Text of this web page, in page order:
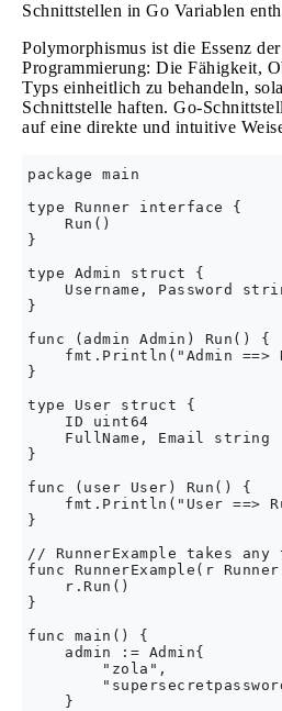
Schnittstellen in Go Variablen
Polymorphismus ist die Essenz
Programmierung: Die Fähigkeit,
Typs einheitlich zu behandeln,
Schnittstelle haften. Go-
auf eine direkte und intuitive
package main
type Runner interface {
    Run()
}
type Admin struct {
Username, Password
}
func (admin Admin) Run() {
fmt.Println("Admin ==>
}
type User struct {
    ID uint64
    FullName, Email string
}
func (user User) Run() {
fmt.Println("User ==>
}
// RunnerExample takes
func RunnerExample(r
    r.Run()
}
func main() {
    admin := Admin{
        "zola",
    }